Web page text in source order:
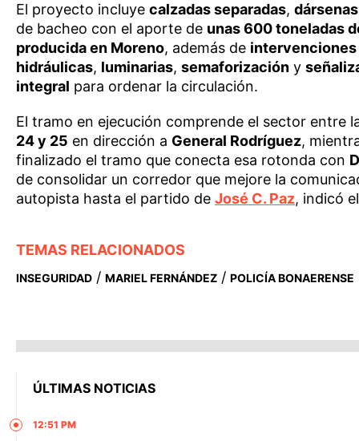
El proyecto incluye calzadas separadas,
de bacheo con el aporte de unas 600 toneladas
producida en Moreno, además de intervenciones
hidráulicas, luminarias, semaforización y
integral para ordenar la circulación.
El tramo en ejecución comprende el sector entre
24 y 25 en dirección a General Rodríguez,
finalizado el tramo que conecta esa rotonda con
de consolidar un corredor que mejore la
autopista hasta el partido de José C. Paz, indicó
TEMAS RELACIONADOS
INSEGURIDAD / MARIEL FERNÁNDEZ / POLICÍA BONAERENSE
ÚLTIMAS NOTICIAS
12:51 PM